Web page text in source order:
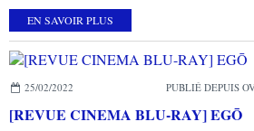
EN SAVOIR PLUS
25/02/2022 PUBLIÉ DEPUIS
[REVUE CINEMA BLU-RAY] EGŌ